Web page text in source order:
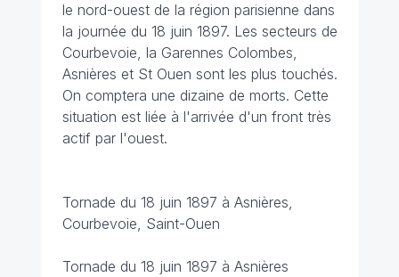
le nord-ouest de la région parisienne dans
la journée du 18 juin 1897. Les secteurs de
Courbevoie, la Garennes Colombes,
Asnières et St Ouen sont les plus touchés.
On comptera une dizaine de morts. Cette
situation est liée à l'arrivée d'un front très
actif par l'ouest.
Tornade du 18 juin 1897 à Asnières,
Courbevoie, Saint-Ouen
Tornade du 18 juin 1897 à Asnières